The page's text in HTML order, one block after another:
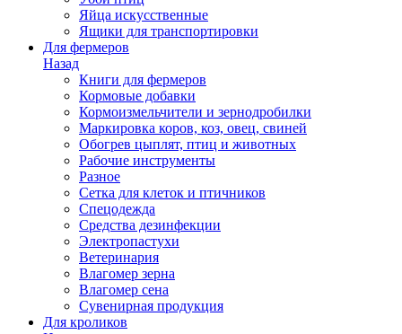
Яйца искусственные
Ящики для транспортировки
Для фермеров
Назад
Книги для фермеров
Кормовые добавки
Кормоизмельчители и зернодробилки
Маркировка коров, коз, овец, свиней
Обогрев цыплят, птиц и животных
Рабочие инструменты
Разное
Сетка для клеток и птичников
Спецодежда
Средства дезинфекции
Электропастухи
Ветеринария
Влагомер зерна
Влагомер сена
Сувенирная продукция
Для кроликов